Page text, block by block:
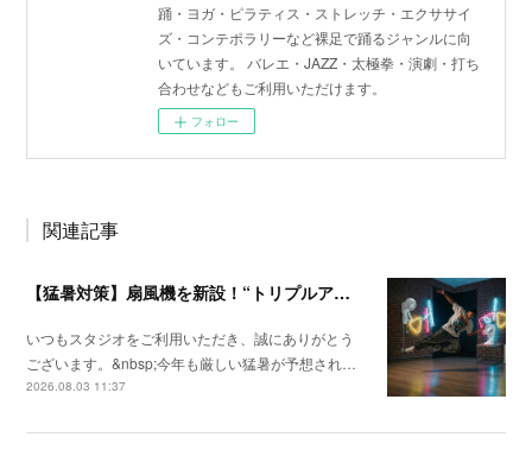
踊・ヨガ・ピラティス・ストレッチ・エクササイ
ズ・コンテポラリーなど裸足で踊るジャンルに向
いています。 バレエ・JAZZ・太極拳・演劇・打ち
合わせなどもご利用いただけます。
フォロー
関連記事
【猛暑対策】扇風機を新設！“トリプルアクセル級”の快適レッスン空間へ
いつもスタジオをご利用いただき、誠にありがとう
ございます。&nbsp;今年も厳しい猛暑が予想され…
2026.08.03 11:37